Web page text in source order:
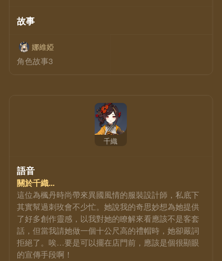
故事
娜維婭
角色故事3
千織
語音
關於千織...
這位為楓丹時尚帶來異國風情的服裝設計師，私底下
其實幫過刺玫會不少忙。她說我的奇思妙想為她提供
了好多創作靈感，以我對她的瞭解來看應該不是客套
話，但當我請她做一個十公尺高的禮帽時，她卻嚴詞
拒絕了。唉…要是可以擺在店門前，應該是個很顯眼
的宣傳手段啊！